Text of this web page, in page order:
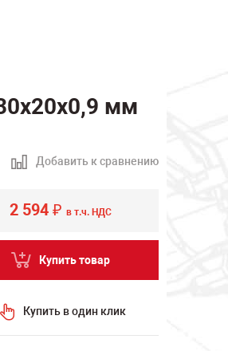
мм
Добавить к сравнению
2 594 ₽ в т.ч. НДС
Купить товар
Купить в один клик